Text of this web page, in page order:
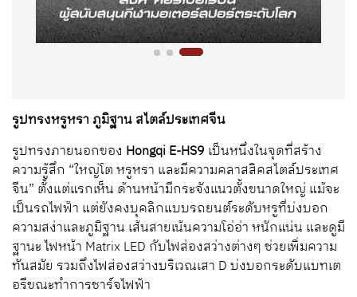
รูปทรงหรูหรา ภูมิฐาน สไตล์ประเทศจีน
รูปทรงภายนอกของ Hongqi E-HS9 เป็นหนึ่งในจุดที่สร้าง
ความรู้สึก “ใหญ่โต หรูหรา และมีความคลาสสิคสไตล์ประเทศ
จีน” ตั้งแต่แรกเห็น ด้านหน้ามีกระจังแนวตั้งขนาดใหญ่ แม้จะ
เป็นรถไฟฟ้า แต่ยังคงบุคลิกแบบรถยนต์ระดับหรูที่บ่งบอก
ความสง่าและภูมิฐาน เส้นสายเน้นความโอ่อ่า หนักแน่น และดูมี
ฐานะ ไฟหน้า Matrix LED กับไฟส่องสว่างต่างๆ ช่วยเพิ่มความ
ทันสมัย รวมถึงไฟส่องสว่างบริเวณเสา Dบ่งบอกระดับแบทเต
อรีขณะทำการชาร์จไฟฟ้า